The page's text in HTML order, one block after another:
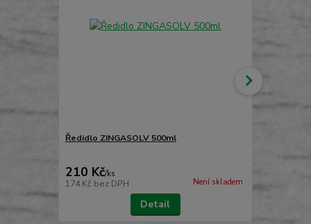
Ředidlo ZINGASOLV 500ml
210 Kč/ks
174 Kč bez DPH Není skladem
Detail
16 Kč